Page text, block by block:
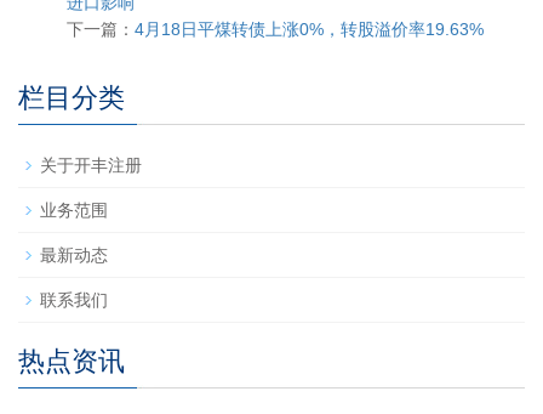
下一篇： 4月18日平煤转债上涨0%，转股溢价率19.63%
栏目分类
关于开丰注册
业务范围
最新动态
联系我们
热点资讯